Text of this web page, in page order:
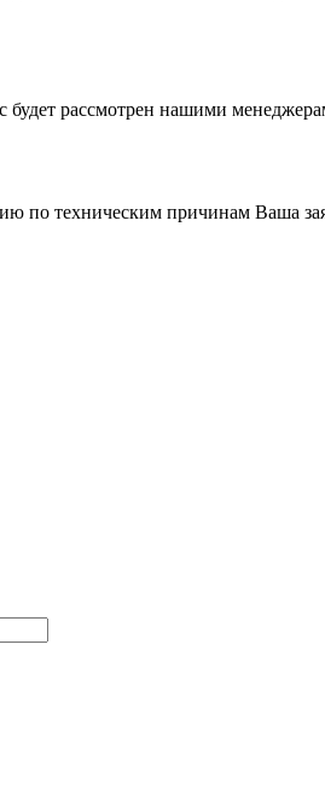
рассмотрен нашими
по техническим причинам Ваша